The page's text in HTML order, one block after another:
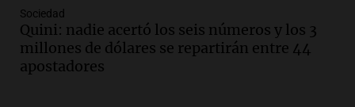
Audio.
un imperdible cordobés para los
amantes de la astronomía
Amamos los Domingos
Sociedad
Quini: nadie acertó los seis números y los 3
millones de dólares se repartirán entre 44
apostadores